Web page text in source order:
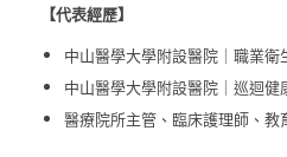
【代表經歷】
中山醫學大學附設醫院｜職業衛
中山醫學大學附設醫院｜巡迴健
醫療院所主管、臨床護理師、教